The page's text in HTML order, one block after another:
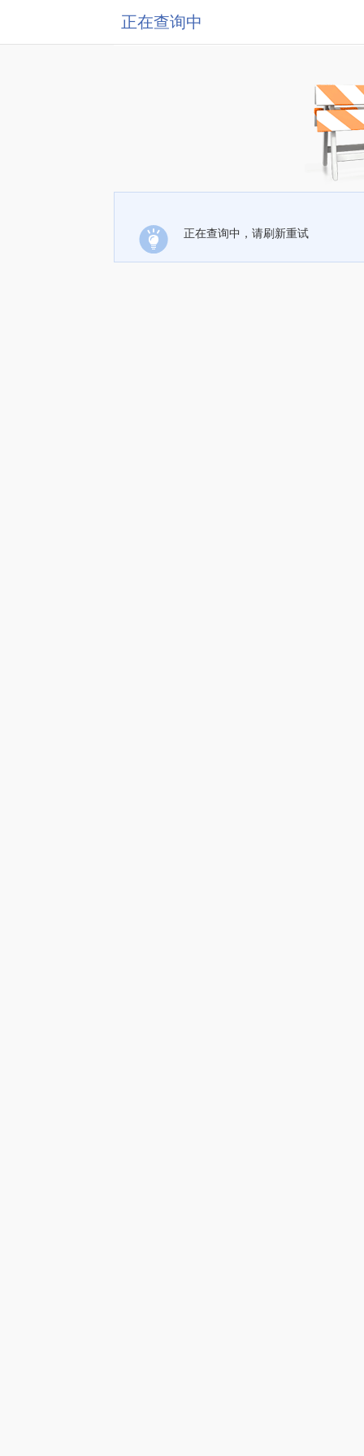
正在查询中
正在查询中，请刷新重试